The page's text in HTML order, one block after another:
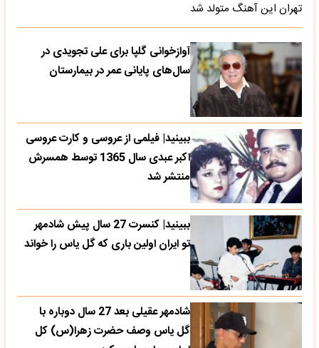
تهران این آهنگ متولد شد
آوازخوانی گلپا برای علی تجویدی در
سال‌های پایانی عمر در بیمارستان
ببینید| فیلمی از عروسی و کارت عروسی
اکبر عبدی سال 1365 توسط همسرش
منتشر شد
ببینید| کنسرت 27 سال پیش شادمهر
تو ایران اولین باری که گل یاس را خواند
شادمهر عقیلی بعد 27 سال دوباره با
گل یاس وصف حضرت زهرا(س) کل